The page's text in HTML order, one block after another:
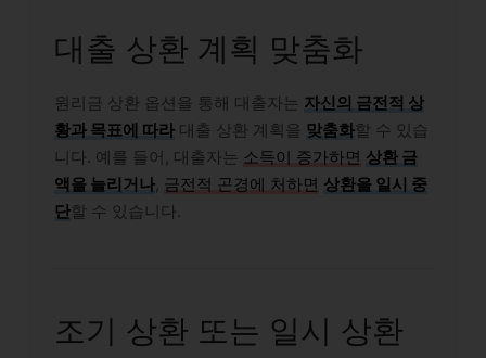
대출 상환 계획 맞춤화
원리금 상환 옵션을 통해 대출자는 자신의 금전적 상
황과 목표에 따라 대출 상환 계획을 맞춤화할 수 있습
니다. 예를 들어, 대출자는 소득이 증가하면 상환 금
액을 늘리거나, 금전적 곤경에 처하면 상환을 일시 중
단할 수 있습니다.
조기 상환 또는 일시 상환